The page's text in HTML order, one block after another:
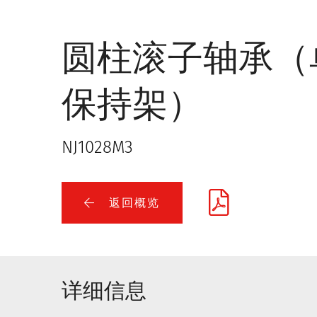
圆柱滚子轴承
保持架）
NJ1028M3
返回概览
详细信息